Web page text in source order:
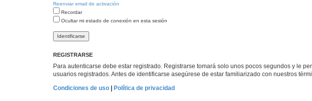
Reenviar email de activación
Recordar
Ocultar mi estado de conexión en esta sesión
REGISTRARSE
Para autenticarse debe estar registrado. Registrarse tomará solo unos pocos segundos y le
usuarios registrados. Antes de identificarse asegúrese de estar familiarizado con nuestros
Condiciones de uso
Política de privacidad